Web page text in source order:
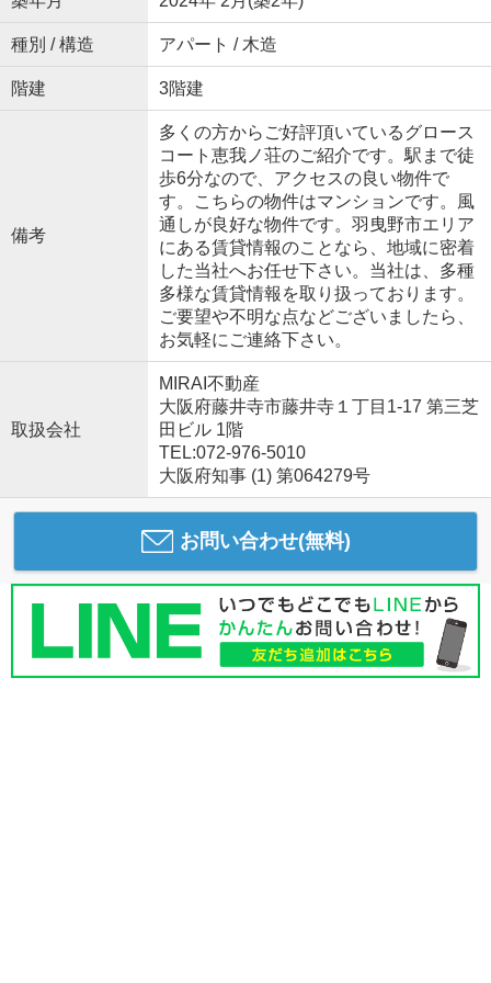
種別 / 構造 アパート / 木造
階建 3階建
備考
多くの方からご好評頂いているグロース
コート恵我ノ荘のご紹介です。駅まで徒
歩6分なので、アクセスの良い物件で
す。こちらの物件はマンションです。風
通しが良好な物件です。羽曳野市エリア
にある賃貸情報のことなら、地域に密着
した当社へお任せ下さい。当社は、多種
多様な賃貸情報を取り扱っております。
ご要望や不明な点などございましたら、
お気軽にご連絡下さい。
取扱会社
MIRAI不動産
大阪府藤井寺市藤井寺１丁目1-17 第三芝
田ビル 1階
TEL:072-976-5010
大阪府知事 (1) 第064279号
お問い合わせ(無料)